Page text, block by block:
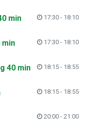
min
17:30 - 18:10
min
17:30 - 18:10
40 min
18:15 - 18:55
18:15 - 18:55
20:00 - 21:00